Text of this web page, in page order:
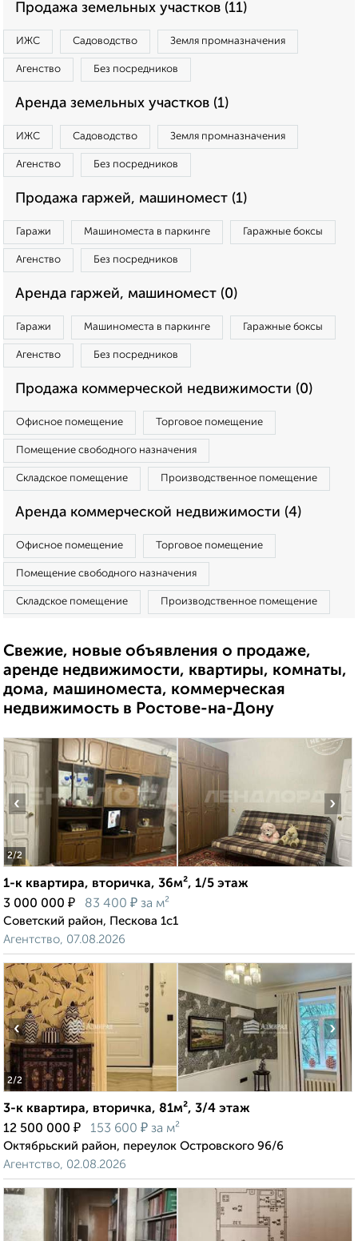
Продажа земельных участков (11)
ИЖС Садоводство Земля промназначения
Агенство Без посредников
Аренда земельных участков (1)
ИЖС Садоводство Земля промназначения
Агенство Без посредников
Продажа гаржей, машиномест (1)
Гаражи Машиноместа в паркинге Гаражные боксы
Агенство Без посредников
Аренда гаржей, машиномест (0)
Гаражи Машиноместа в паркинге Гаражные боксы
Агенство Без посредников
Продажа коммерческой недвижимости (0)
Офисное помещение Торговое помещение
Помещение свободного назначения
Складское помещение Производственное помещение
Аренда коммерческой недвижимости (4)
Офисное помещение Торговое помещение
Помещение свободного назначения
Складское помещение Производственное помещение
Свежие, новые объявления о продаже,
аренде недвижимости, квартиры, комнаты,
дома, машиноместа, коммерческая
недвижимость в Ростове-на-Дону
2/2
‹ ›
1-к квартира, вторичка, 36м², 1/5 этаж
3 000 000 ₽ 83 400 ₽ за м²
Советский район, Пескова 1с1
Агентство, 07.08.2026
2/2
‹ ›
3-к квартира, вторичка, 81м², 3/4 этаж
12 500 000 ₽ 153 600 ₽ за м²
Октябрьский район, переулок Островского 96/6
Агентство, 02.08.2026